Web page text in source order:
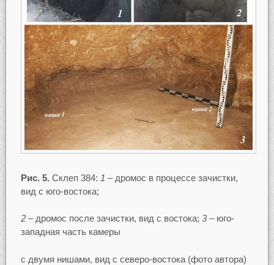
Рис. 5.Склеп 384: 1 – дромос в процессе зачистки,
вид с юго-востока;
2– дромос после зачистки, вид с востока; 3– юго-
западная часть камеры
с двумя нишами, вид с северо-востока (фото автора)